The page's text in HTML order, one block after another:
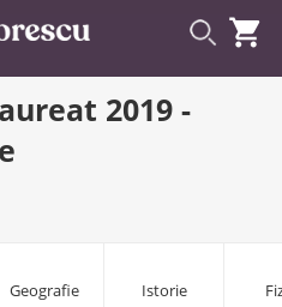

2019 -
Geografie Istorie